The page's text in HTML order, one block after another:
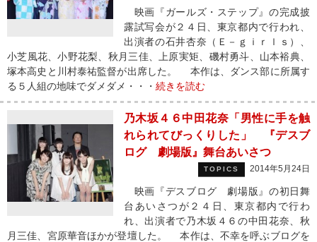
映画『ガールズ・ステップ』の完成披
露試写会が２４日、東京都内で行われ、
出演者の石井杏奈（Ｅ－ｇｉｒｌｓ）、
小芝風花、小野花梨、秋月三佳、上原実矩、磯村勇斗、山本裕典、
塚本高史と川村泰祐監督が出席した。 本作は、ダンス部に所属す
る５人組の地味でダメダメ・・・ 続きを読む
乃木坂４６中田花奈「男性に手を触
れられてびっくりした」 『デスブ
ログ 劇場版』舞台あいさつ
TOPICS 2014年5月24日
映画『デスブログ 劇場版』の初日舞
台あいさつが２４日、東京都内で行わ
れ、出演者で乃木坂４６の中田花奈、秋
月三佳、宮原華音ほかが登壇した。 本作は、不幸を呼ぶブログを